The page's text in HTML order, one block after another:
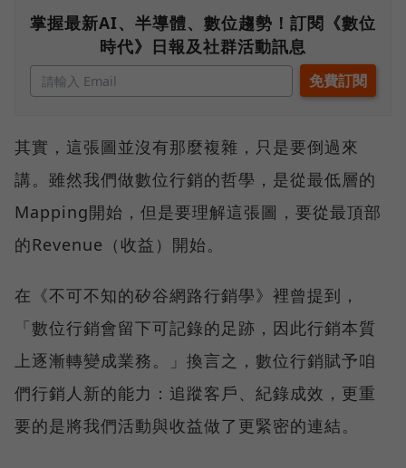
掌握最新AI、半導體、數位趨勢！訂閱《數位
時代》日報及社群活動訊息
其實，這張圖並沒有那麼複雜，只是要倒過來
講。雖然我們做數位行銷的哲學，是從最低層的
Mapping開始，但是要理解這張圖，要從最頂部
的Revenue（收益）開始。
在《不可不知的矽谷網路行銷學》裡曾提到，
「數位行銷會留下可記錄的足跡，因此行銷本質
上逐漸轉變成業務。」換言之，數位行銷賦予咱
們行銷人新的能力：追蹤客戶、紀錄成效，更重
要的是將我們活動與收益做了更緊密的連結。